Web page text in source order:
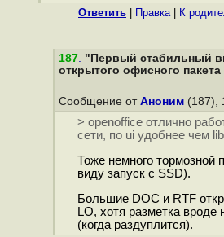
Ответить Правка| К
187. "Первый стабильный
открытого офисного
Сообщение от Аноним (187),
> openoffice отлично
сети, по ui удобнее чем
Тоже немного тормозной
виду запуск с SSD).
Большие DOC и RTF
LO, хотя разметка вроде
(когда раздуплится).